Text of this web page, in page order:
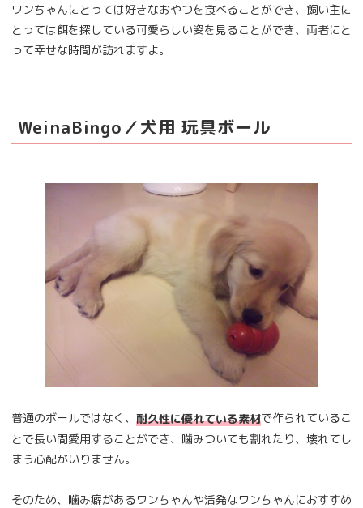
ワンちゃんにとっては好きなおやつを食べることができ、飼い主に
とっては餌を探している可愛らしい姿を見ることができ、両者にと
って幸せな時間が訪れますよ。
WeinaBingo／犬用 玩具ボール
普通のボールではなく、 耐久性に優れている素材で作られているこ
とで長い間愛用することができ、噛みついても割れたり、壊れてし
まう心配がいりません。
そのため、噛み癖があるワンちゃんや活発なワンちゃんにおすすめ